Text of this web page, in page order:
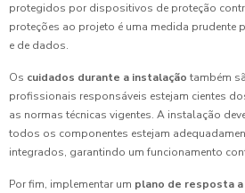
protegidos por dispositivos de proteção
proteções ao projeto é uma medida prudente
e de dados.
Os cuidados durante a instalação também
profissionais responsáveis estejam cientes
as normas técnicas vigentes. A instalação
todos os componentes estejam
integrados, garantindo um funcionamento
Por fim, implementar um plano de resposta